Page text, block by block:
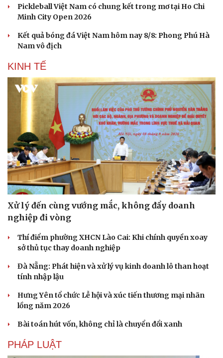
Pickleball Việt Nam có chung kết trong mơ tại Ho Chi
Minh City Open 2026
Kết quả bóng đá Việt Nam hôm nay 8/8: Phong Phú Hà
Nam vô địch
KINH TẾ
Xử lý đến cùng vướng mắc, không đẩy doanh
nghiệp đi vòng
Thí điểm phường XHCN Lào Cai: Khi chính quyền xoay
sở thủ tục thay doanh nghiệp
Đà Nẵng: Phát hiện và xử lý vụ kinh doanh lô than hoạt
tính nhập lậu
Hưng Yên tổ chức Lễ hội và xúc tiến thương mại nhãn
lồng năm 2026
Bài toán hút vốn, không chỉ là chuyển đổi xanh
PHÁP LUẬT